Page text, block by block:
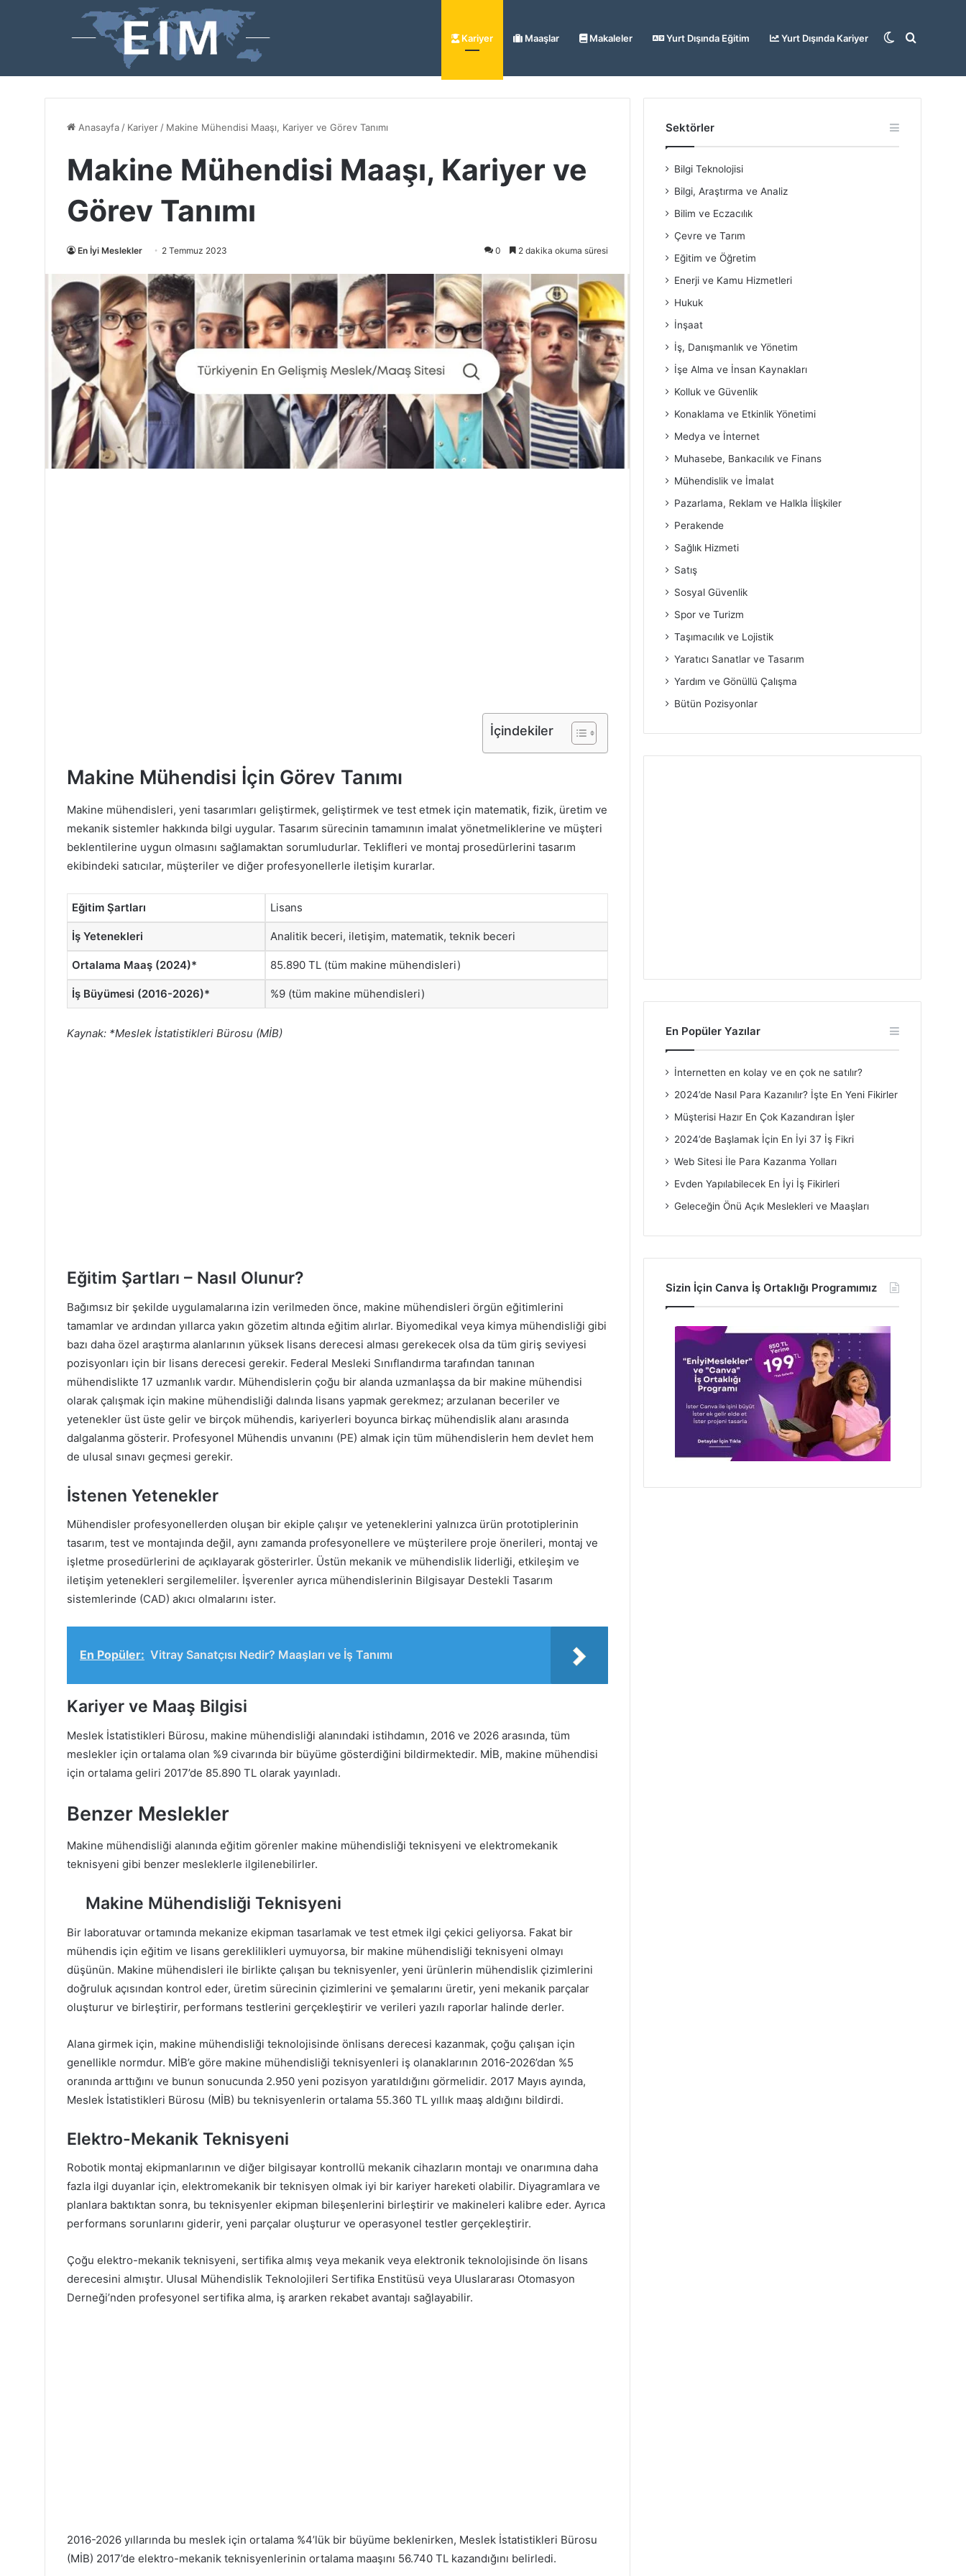
Kariyer Maaşlar Makaleler Yurt Dışında Eğitim Yurt Dışında Kariyer Arama
Dış
Anasayfa / Kariyer / Makine Mühendisi Maaşı, Kariyer ve Görev Tanımı
Makine Mühendisi Maaşı, Kariyer ve
Görev Tanımı
En İyi Meslekler 2 Temmuz 2023 0 2 dakika okuma süresi
İçindekiler
Makine Mühendisi İçin Görev Tanımı
Makine mühendisleri, yeni tasarımları geliştirmek, geliştirmek ve test etmek için matematik, fizik, üretim ve
mekanik sistemler hakkında bilgi uygular. Tasarım sürecinin tamamının imalat yönetmeliklerine ve müşteri
beklentilerine uygun olmasını sağlamaktan sorumludurlar. Teklifleri ve montaj prosedürlerini tasarım
ekibindeki satıcılar, müşteriler ve diğer profesyonellerle iletişim kurarlar.
Eğitim Şartları Lisans
İş Yetenekleri Analitik beceri, iletişim, matematik, teknik beceri
Ortalama Maaş (2024)* 85.890 TL (tüm makine mühendisleri)
İş Büyümesi (2016-2026)* %9 (tüm makine mühendisleri)
Kaynak: *Meslek İstatistikleri Bürosu (MİB)
Eğitim Şartları – Nasıl Olunur?
Bağımsız bir şekilde uygulamalarına izin verilmeden önce, makine mühendisleri örgün eğitimlerini
tamamlar ve ardından yıllarca yakın gözetim altında eğitim alırlar. Biyomedikal veya kimya mühendisliği gibi
bazı daha özel araştırma alanlarının yüksek lisans derecesi alması gerekecek olsa da tüm giriş seviyesi
pozisyonları için bir lisans derecesi gerekir. Federal Mesleki Sınıflandırma tarafından tanınan
mühendislikte 17 uzmanlık vardır. Mühendislerin çoğu bir alanda uzmanlaşsa da bir makine mühendisi
olarak çalışmak için makine mühendisliği dalında lisans yapmak gerekmez; arzulanan beceriler ve
yetenekler üst üste gelir ve birçok mühendis, kariyerleri boyunca birkaç mühendislik alanı arasında
dalgalanma gösterir. Profesyonel Mühendis unvanını (PE) almak için tüm mühendislerin hem devlet hem
de ulusal sınavı geçmesi gerekir.
İstenen Yetenekler
Mühendisler profesyonellerden oluşan bir ekiple çalışır ve yeteneklerini yalnızca ürün prototiplerinin
tasarım, test ve montajında ​​değil, aynı zamanda profesyonellere ve müşterilere proje önerileri, montaj ve
işletme prosedürlerini de açıklayarak gösterirler. Üstün mekanik ve mühendislik liderliği, etkileşim ve
iletişim yetenekleri sergilemeliler. İşverenler ayrıca mühendislerinin Bilgisayar Destekli Tasarım
sistemlerinde (CAD) akıcı olmalarını ister.
En Popüler: Vitray Sanatçısı Nedir? Maaşları ve İş Tanımı
Kariyer ve Maaş Bilgisi
Meslek İstatistikleri Bürosu, makine mühendisliği alanındaki istihdamın, 2016 ve 2026 arasında, tüm
meslekler için ortalama olan %9 civarında bir büyüme gösterdiğini bildirmektedir. MİB, makine mühendisi
için ortalama geliri 2017’de 85.890 TL olarak yayınladı.
Benzer Meslekler
Makine mühendisliği alanında eğitim görenler makine mühendisliği teknisyeni ve elektromekanik
teknisyeni gibi benzer mesleklerle ilgilenebilirler.
Makine Mühendisliği Teknisyeni
Bir laboratuvar ortamında mekanize ekipman tasarlamak ve test etmek ilgi çekici geliyorsa. Fakat bir
mühendis için eğitim ve lisans gereklilikleri uymuyorsa, bir makine mühendisliği teknisyeni olmayı
düşünün. Makine mühendisleri ile birlikte çalışan bu teknisyenler, yeni ürünlerin mühendislik çizimlerini
doğruluk açısından kontrol eder, üretim sürecinin çizimlerini ve şemalarını üretir, yeni mekanik parçalar
oluşturur ve birleştirir, performans testlerini gerçekleştirir ve verileri yazılı raporlar halinde derler.
Alana girmek için, makine mühendisliği teknolojisinde önlisans derecesi kazanmak, çoğu çalışan için
genellikle normdur. MİB’e göre makine mühendisliği teknisyenleri iş olanaklarının 2016-2026’dan %5
oranında arttığını ve bunun sonucunda 2.950 yeni pozisyon yaratıldığını görmelidir. 2017 Mayıs ayında,
Meslek İstatistikleri Bürosu (MİB) bu teknisyenlerin ortalama 55.360 TL yıllık maaş aldığını bildirdi.
Elektro-Mekanik Teknisyeni
Robotik montaj ekipmanlarının ve diğer bilgisayar kontrollü mekanik cihazların montajı ve onarımına daha
fazla ilgi duyanlar için, elektromekanik bir teknisyen olmak iyi bir kariyer hareketi olabilir. Diyagramlara ve
planlara baktıktan sonra, bu teknisyenler ekipman bileşenlerini birleştirir ve makineleri kalibre eder. Ayrıca
performans sorunlarını giderir, yeni parçalar oluşturur ve operasyonel testler gerçekleştirir.
Çoğu elektro-mekanik teknisyeni, sertifika almış veya mekanik veya elektronik teknolojisinde ön lisans
derecesini almıştır. Ulusal Mühendislik Teknolojileri Sertifika Enstitüsü veya Uluslararası Otomasyon
Derneği’nden profesyonel sertifika alma, iş ararken rekabet avantajı sağlayabilir.
2016-2026 yıllarında bu meslek için ortalama %4’lük bir büyüme beklenirken, Meslek İstatistikleri Bürosu
(MİB) 2017’de elektro-mekanik teknisyenlerinin ortalama maaşını 56.740 TL kazandığını belirledi.
Sektörler
Bilgi Teknolojisi
Bilgi, Araştırma ve Analiz
Bilim ve Eczacılık
Çevre ve Tarım
Eğitim ve Öğretim
Enerji ve Kamu Hizmetleri
Hukuk
İnşaat
İş, Danışmanlık ve Yönetim
İşe Alma ve İnsan Kaynakları
Kolluk ve Güvenlik
Konaklama ve Etkinlik Yönetimi
Medya ve İnternet
Muhasebe, Bankacılık ve Finans
Mühendislik ve İmalat
Pazarlama, Reklam ve Halkla İlişkiler
Perakende
Sağlık Hizmeti
Satış
Sosyal Güvenlik
Spor ve Turizm
Taşımacılık ve Lojistik
Yaratıcı Sanatlar ve Tasarım
Yardım ve Gönüllü Çalışma
Bütün Pozisyonlar
En Popüler Yazılar
İnternetten en kolay ve en çok ne satılır?
2024’de Nasıl Para Kazanılır? İşte En Yeni Fikirler
Müşterisi Hazır En Çok Kazandıran İşler
2024’de Başlamak İçin En İyi 37 İş Fikri
Web Sitesi İle Para Kazanma Yolları
Evden Yapılabilecek En İyi İş Fikirleri
Geleceğin Önü Açık Meslekleri ve Maaşları
Sizin İçin Canva İş Ortaklığı Programımız